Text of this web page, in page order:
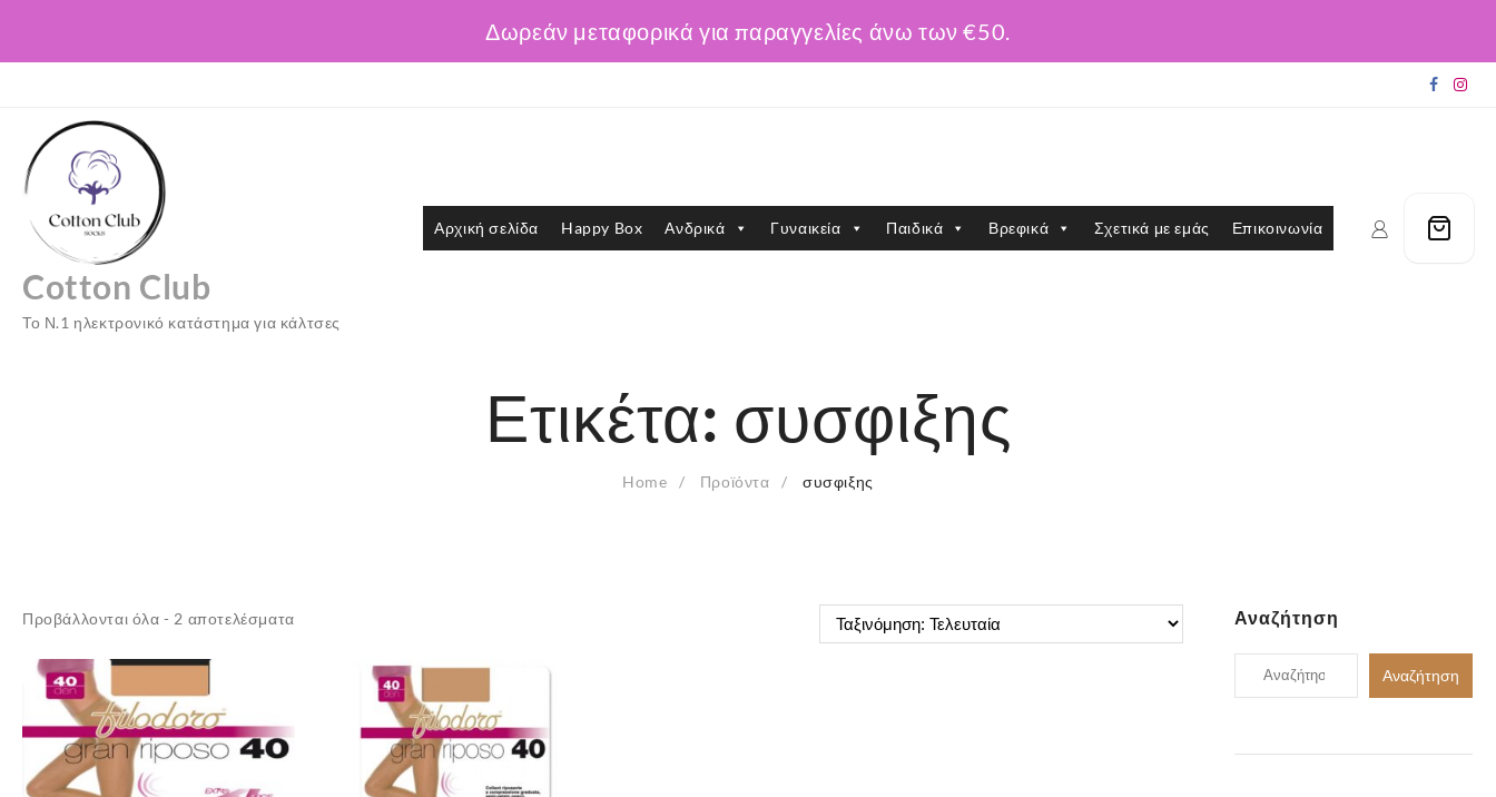
Δωρεάν μεταφορικά για παραγγελίες άνω των €50.
content
Cotton Club
Το Ν.1 ηλεκτρονικό κατάστημα για κάλτσες
Αρχική σελίδα Happy Box Ανδρικά Γυναικεία Παιδικά Βρεφικά Σχετικά με εμάς Επικοινωνία
Ετικέτα: συσφιξης
Home Προϊόντα συσφιξης
Προβάλλονται όλα - 2 αποτελέσματαSorted
Αναζήτηση
Αναζήτηση
για:
Αναζήτηση